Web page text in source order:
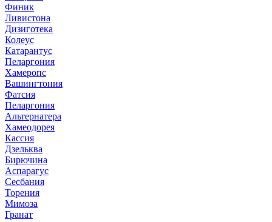
Финик
Ливистона
Дизиготека
Колеус
Катарантус
Пеларгония
Хамеропс
Вашингтония
Фатсия
Пеларгония
Альтернатера
Хамеодорея
Кассия
Дзельква
Бирючина
Аспарагус
Сесбания
Торения
Мимоза
Гранат